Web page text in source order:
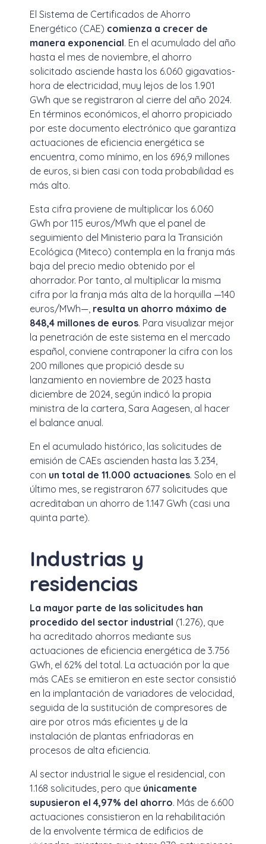
El Sistema de Certificados de Ahorro
Energético (CAE) comienza a crecer de
manera exponencial. En el acumulado del año
hasta el mes de noviembre, el ahorro
solicitado asciende hasta los 6.060 gigavatios-
hora de electricidad, muy lejos de los 1.901
GWh que se registraron al cierre del año 2024.
En términos económicos, el ahorro propiciado
por este documento electrónico que garantiza
actuaciones de eficiencia energética se
encuentra, como mínimo, en los 696,9 millones
de euros, si bien casi con toda probabilidad es
más alto.
Esta cifra proviene de multiplicar los 6.060
GWh por 115 euros/MWh que el panel de
seguimiento del Ministerio para la Transición
Ecológica (Miteco) contempla en la franja más
baja del precio medio obtenido por el
ahorrador. Por tanto, al multiplicar la misma
cifra por la franja más alta de la horquilla —140
euros/MWh—, resulta un ahorro máximo de
848,4 millones de euros. Para visualizar mejor
la penetración de este sistema en el mercado
español, conviene contraponer la cifra con los
200 millones que propició desde su
lanzamiento en noviembre de 2023 hasta
diciembre de 2024, según indicó la propia
ministra de la cartera, Sara Aagesen, al hacer
el balance anual.
En el acumulado histórico, las solicitudes de
emisión de CAEs ascienden hasta las 3.234,
con un total de 11.000 actuaciones. Solo en el
último mes, se registraron 677 solicitudes que
acreditaban un ahorro de 1.147 GWh (casi una
quinta parte).
Industrias y
residencias
La mayor parte de las solicitudes han
procedido del sector industrial (1.276), que
ha acreditado ahorros mediante sus
actuaciones de eficiencia energética de 3.756
GWh, el 62% del total. La actuación por la que
más CAEs se emitieron en este sector consistió
en la implantación de variadores de velocidad,
seguida de la sustitución de compresores de
aire por otros más eficientes y de la
instalación de plantas enfriadoras en
procesos de alta eficiencia.
Al sector industrial le sigue el residencial, con
1.168 solicitudes, pero que únicamente
supusieron el 4,97% del ahorro. Más de 6.600
actuaciones consistieron en la rehabilitación
de la envolvente térmica de edificios de